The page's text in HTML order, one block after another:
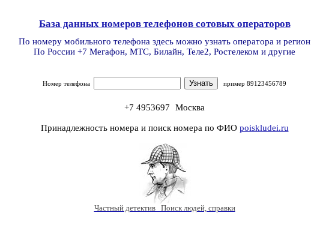
База данных номеров телефонов сотовых операторов
По номеру мобильного телефона здесь можно узнать оператора и регион
По России +7 Мегафон, МТС, Билайн, Теле2, Ростелеком и другие
Номер телефона пример 89123456789
+7 4953697 Москва
Принадлежность номера и поиск номера по ФИО poiskludei.ru
Частный детектив Поиск людей, справки